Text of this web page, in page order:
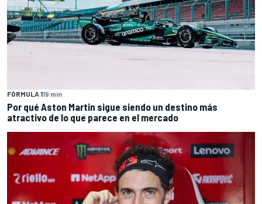
FÓRMULA 119 min
Por qué Aston Martin sigue siendo un destino más
atractivo de lo que parece en el mercado